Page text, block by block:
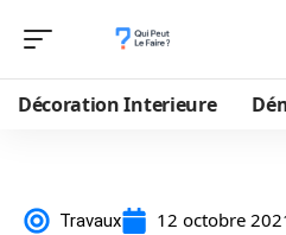
Décoration Interieure
Travaux 12 octobre